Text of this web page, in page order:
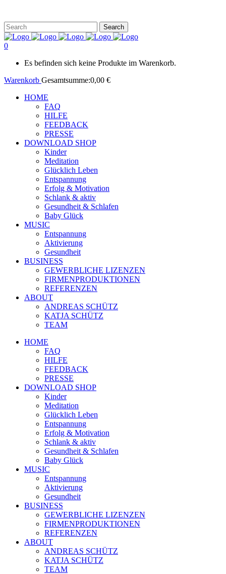
0
Es befinden sich keine Produkte im Warenkorb.
Warenkorb Gesamtsumme:0,00 €
HOME
FAQ
HILFE
FEEDBACK
PRESSE
DOWNLOAD SHOP
Kinder
Meditation
Glücklich Leben
Entspannung
Erfolg & Motivation
Schlank & aktiv
Gesundheit & Schlafen
Baby Glück
MUSIC
Entspannung
Aktivierung
Gesundheit
BUSINESS
GEWERBLICHE LIZENZEN
FIRMENPRODUKTIONEN
REFERENZEN
ABOUT
ANDREAS SCHÜTZ
KATJA SCHÜTZ
TEAM
HOME
FAQ
HILFE
FEEDBACK
PRESSE
DOWNLOAD SHOP
Kinder
Meditation
Glücklich Leben
Entspannung
Erfolg & Motivation
Schlank & aktiv
Gesundheit & Schlafen
Baby Glück
MUSIC
Entspannung
Aktivierung
Gesundheit
BUSINESS
GEWERBLICHE LIZENZEN
FIRMENPRODUKTIONEN
REFERENZEN
ABOUT
ANDREAS SCHÜTZ
KATJA SCHÜTZ
TEAM